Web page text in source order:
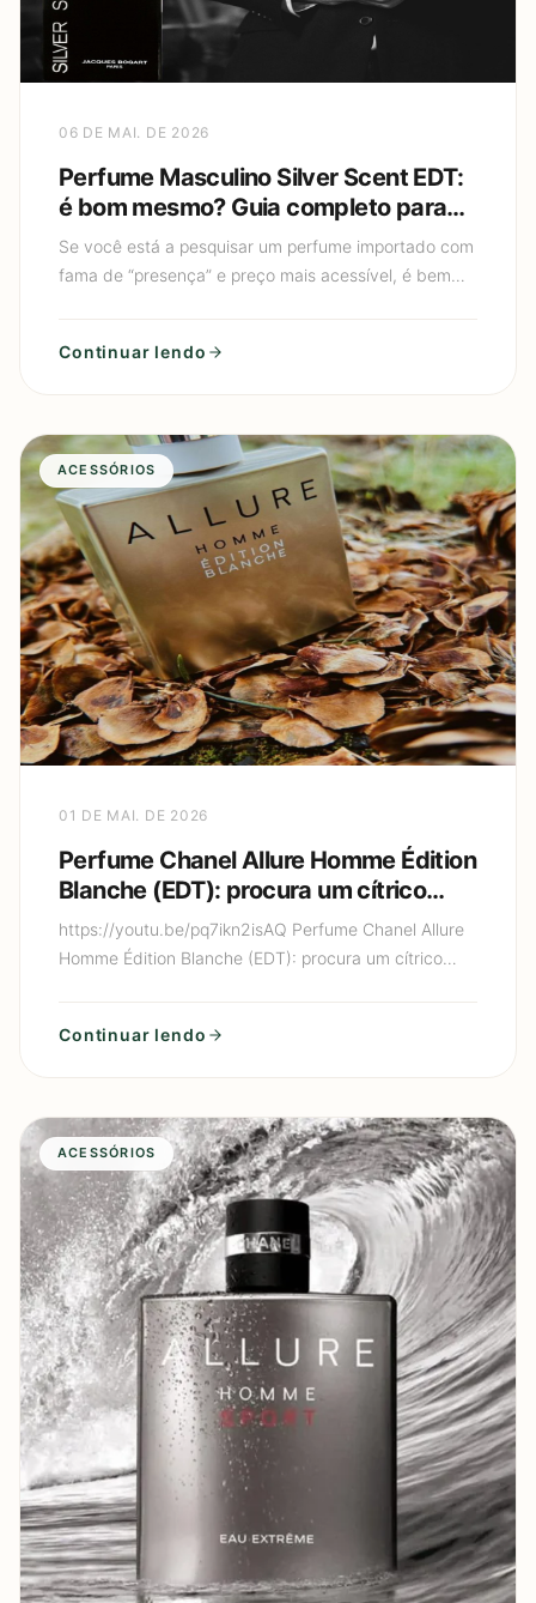
06 DE MAI. DE 2026
Perfume Masculino Silver Scent EDT:
é bom mesmo? Guia completo para
escolher e usar sem exagerar
Se você está a pesquisar um perfume importado com
fama de “presença” e preço mais acessível, é bem
Continuar lendo
ACESSÓRIOS
01 DE MAI. DE 2026
Perfume Chanel Allure Homme Édition
Blanche (EDT): procura um cítrico
cremoso de luxo (limão + baunilha)
que parece “perfume de gente rica”?
https://youtu.be/pq7ikn2isAQ Perfume Chanel Allure
Homme Édition Blanche (EDT): procura um cítrico
Continuar lendo
ACESSÓRIOS